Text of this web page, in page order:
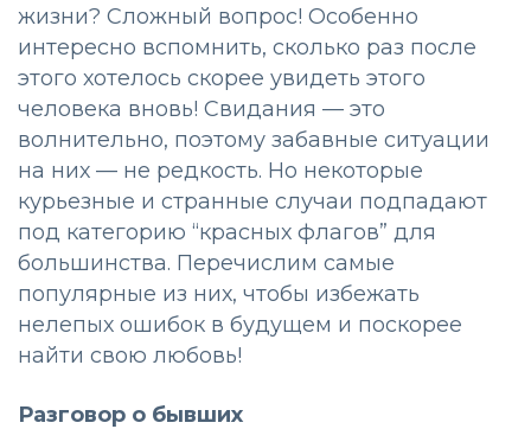
жизни? Сложный вопрос! Особенно
интересно вспомнить, сколько раз после
этого хотелось скорее увидеть этого
человека вновь! Свидания — это
волнительно, поэтому забавные ситуации
на них — не редкость. Но некоторые
курьезные и странные случаи подпадают
под категорию “красных флагов” для
большинства. Перечислим самые
популярные из них, чтобы избежать
нелепых ошибок в будущем и поскорее
найти свою любовь!
Разговор о бывших